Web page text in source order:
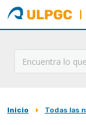
ULPGC
Sobrescribir
Inicio Todas las